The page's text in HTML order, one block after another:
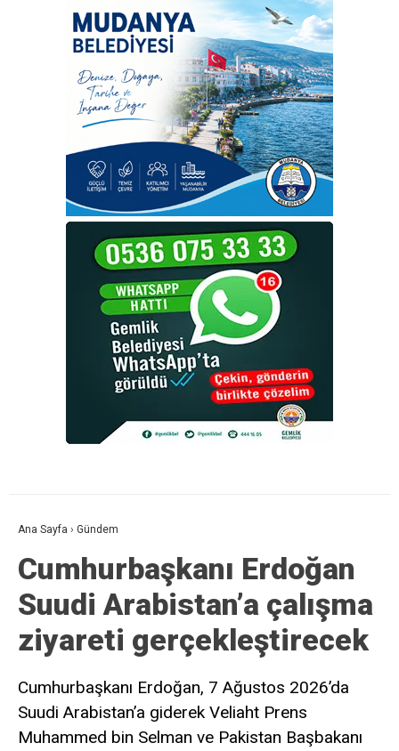
Ana Sayfa › Gündem
Cumhurbaşkanı Erdoğan
Suudi Arabistan’a çalışma
ziyareti gerçekleştirecek
Cumhurbaşkanı Erdoğan, 7 Ağustos 2026’da
Suudi Arabistan’a giderek Veliaht Prens
Muhammed bin Selman ve Pakistan Başbakanı